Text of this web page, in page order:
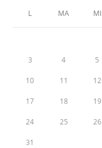
L MA MI
3 4 5
10 11 12
17 18 19
24 25 26
31